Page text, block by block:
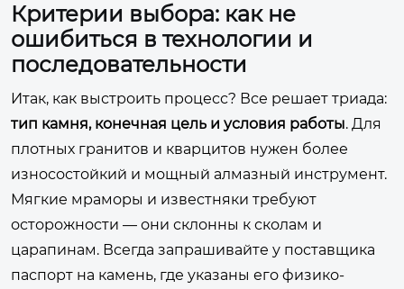
Критерии выбора: как не
ошибиться в технологии и
последовательности
Итак, как выстроить процесс? Все решает триада:
тип камня, конечная цель и условия работы. Для
плотных гранитов и кварцитов нужен более
износостойкий и мощный алмазный инструмент.
Мягкие мраморы и известняки требуют
осторожности — они склонны к сколам и
царапинам. Всегда запрашивайте у поставщика
паспорт на камень, где указаны его физико-